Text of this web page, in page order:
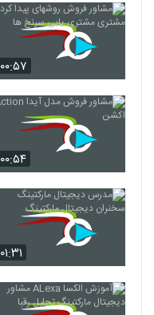
۰۰:۵۷
۰۰:۵۴
۰۱:۳۱